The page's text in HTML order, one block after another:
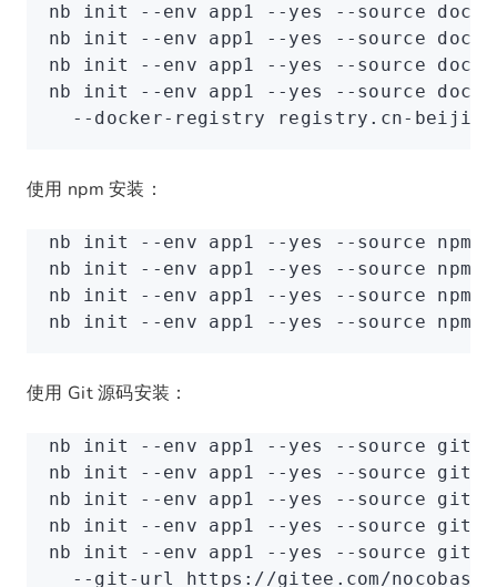
nb init --env app1 --yes --source
nb init --env app1 --yes --source
nb init --env app1 --yes --source
nb init --env app1 --yes --source
  --docker-registry
registry.cn-
使用 npm 安装：
nb init --env app1 --yes --source npm
nb init --env app1 --yes --source npm
nb init --env app1 --yes --source npm
nb init --env app1 --yes --source npm
使用 Git 源码安装：
nb init --env app1 --yes --source git
nb init --env app1 --yes --source git
nb init --env app1 --yes --source git
nb init --env app1 --yes --source git
nb init --env app1 --yes --source git
  --git-url
https://gitee.com/nocobase/